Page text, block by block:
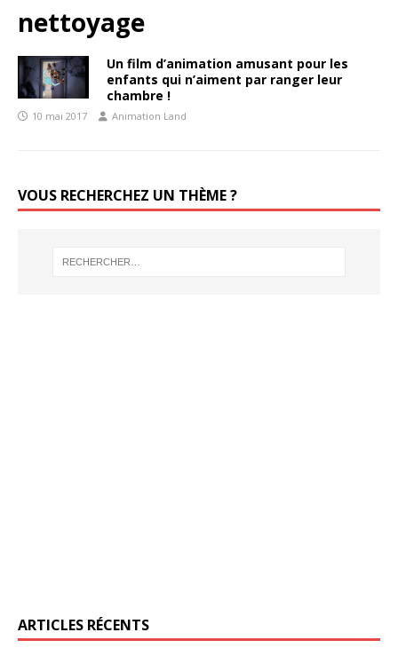
nettoyage
Un film d’animation amusant pour les
enfants qui n’aiment par ranger leur
chambre !
10 mai 2017 Animation Land
VOUS RECHERCHEZ UN THÈME ?
ARTICLES RÉCENTS